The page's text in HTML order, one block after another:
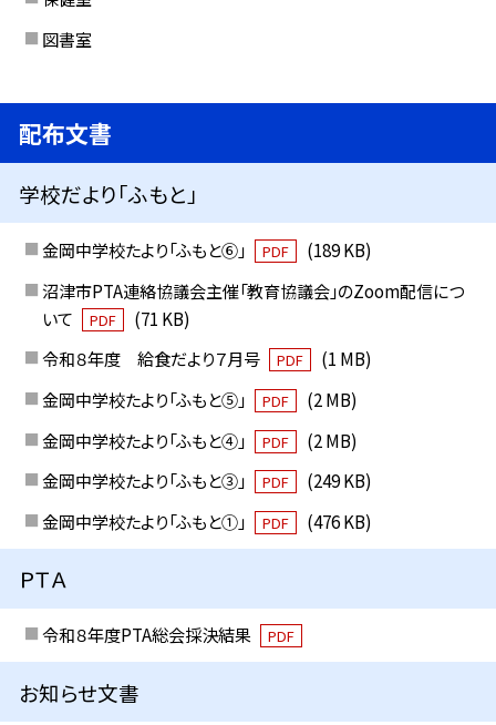
図書室
配布文書
学校だより「ふもと」
金岡中学校たより「ふもと⑥」 PDF
(189 KB)
沼津市PTA連絡協議会主催「教育協議会」のZoom配信につ
いて
PDF
(71 KB)
令和８年度 給食だより７月号
PDF
(1 MB)
金岡中学校たより「ふもと⑤」
PDF
(2 MB)
金岡中学校たより「ふもと④」
PDF
(2 MB)
金岡中学校たより「ふもと③」
PDF
(249 KB)
金岡中学校たより「ふもと①」
PDF (476 KB)
ＰＴＡ
令和８年度PTA総会採決結果 PDF
お知らせ文書